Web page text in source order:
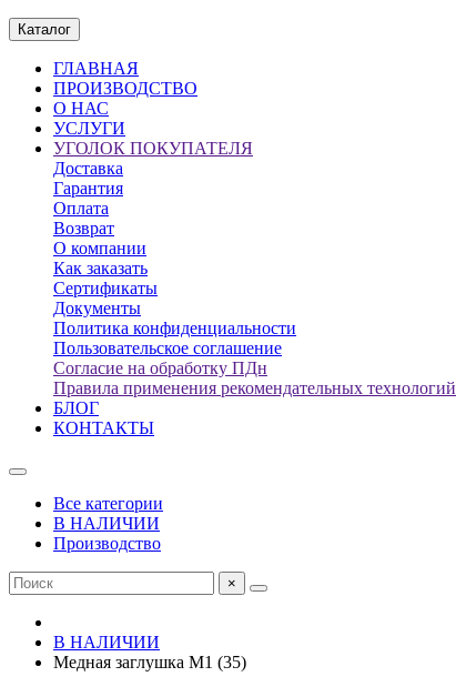
Каталог
ГЛАВНАЯ
ПРОИЗВОДСТВО
О НАС
УСЛУГИ
УГОЛОК ПОКУПАТЕЛЯ
Доставка
Гарантия
Оплата
Возврат
О компании
Как заказать
Сертификаты
Документы
Политика конфиденциальности
Пользовательское соглашение
Согласие на обработку ПДн
Правила применения рекомендательных технологий
БЛОГ
КОНТАКТЫ
Все категории
В НАЛИЧИИ
Производство
×
В НАЛИЧИИ
Медная заглушка М1 (35)